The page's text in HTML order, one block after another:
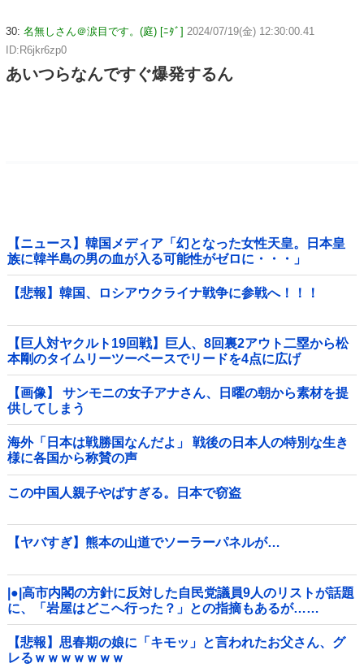
30: 名無しさん＠涙目です。(庭) [ﾆﾀﾞ] 2024/07/19(金) 12:30:00.41
ID:R6jkr6zp0
あいつらなんですぐ爆発するん
【ニュース】韓国メディア「幻となった女性天皇。日本皇
族に韓半島の男の血が入る可能性がゼロに・・・」
【悲報】韓国、ロシアウクライナ戦争に参戦へ！！！
【巨人対ヤクルト19回戦】巨人、8回裏2アウト二塁から松
本剛のタイムリーツーベースでリードを4点に広げ
る！！！！！！！！他
【画像】 サンモニの女子アナさん、日曜の朝から素材を提
供してしまう
海外「日本は戦勝国なんだよ」 戦後の日本人の特別な生き
様に各国から称賛の声
この中国人親子やばすぎる。日本で窃盗
【ヤバすぎ】熊本の山道でソーラーパネルが…
|●|高市内閣の方針に反対した自民党議員9人のリストが話題
に、「岩屋はどこへ行った？」との指摘もあるが……
【悲報】思春期の娘に「キモッ」と言われたお父さん、グ
レるｗｗｗｗｗｗｗ